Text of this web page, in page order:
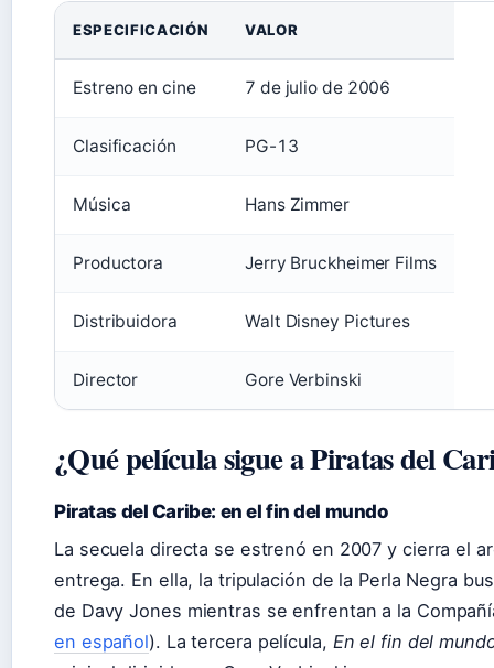
ESPECIFICACIÓN VALOR
Estreno en cine 7 de julio de 2006
Clasificación PG-13
Música Hans Zimmer
Productora Jerry Bruckheimer Films
Distribuidora Walt Disney Pictures
Director Gore Verbinski
¿Qué película sigue a Piratas del
Piratas del Caribe: en el fin del mundo
La secuela directa se estrenó en 2007 y cierra el
entrega. En ella, la tripulación de la Perla Negra
de Davy Jones mientras se enfrentan a la
en español). La tercera película, En el fin del